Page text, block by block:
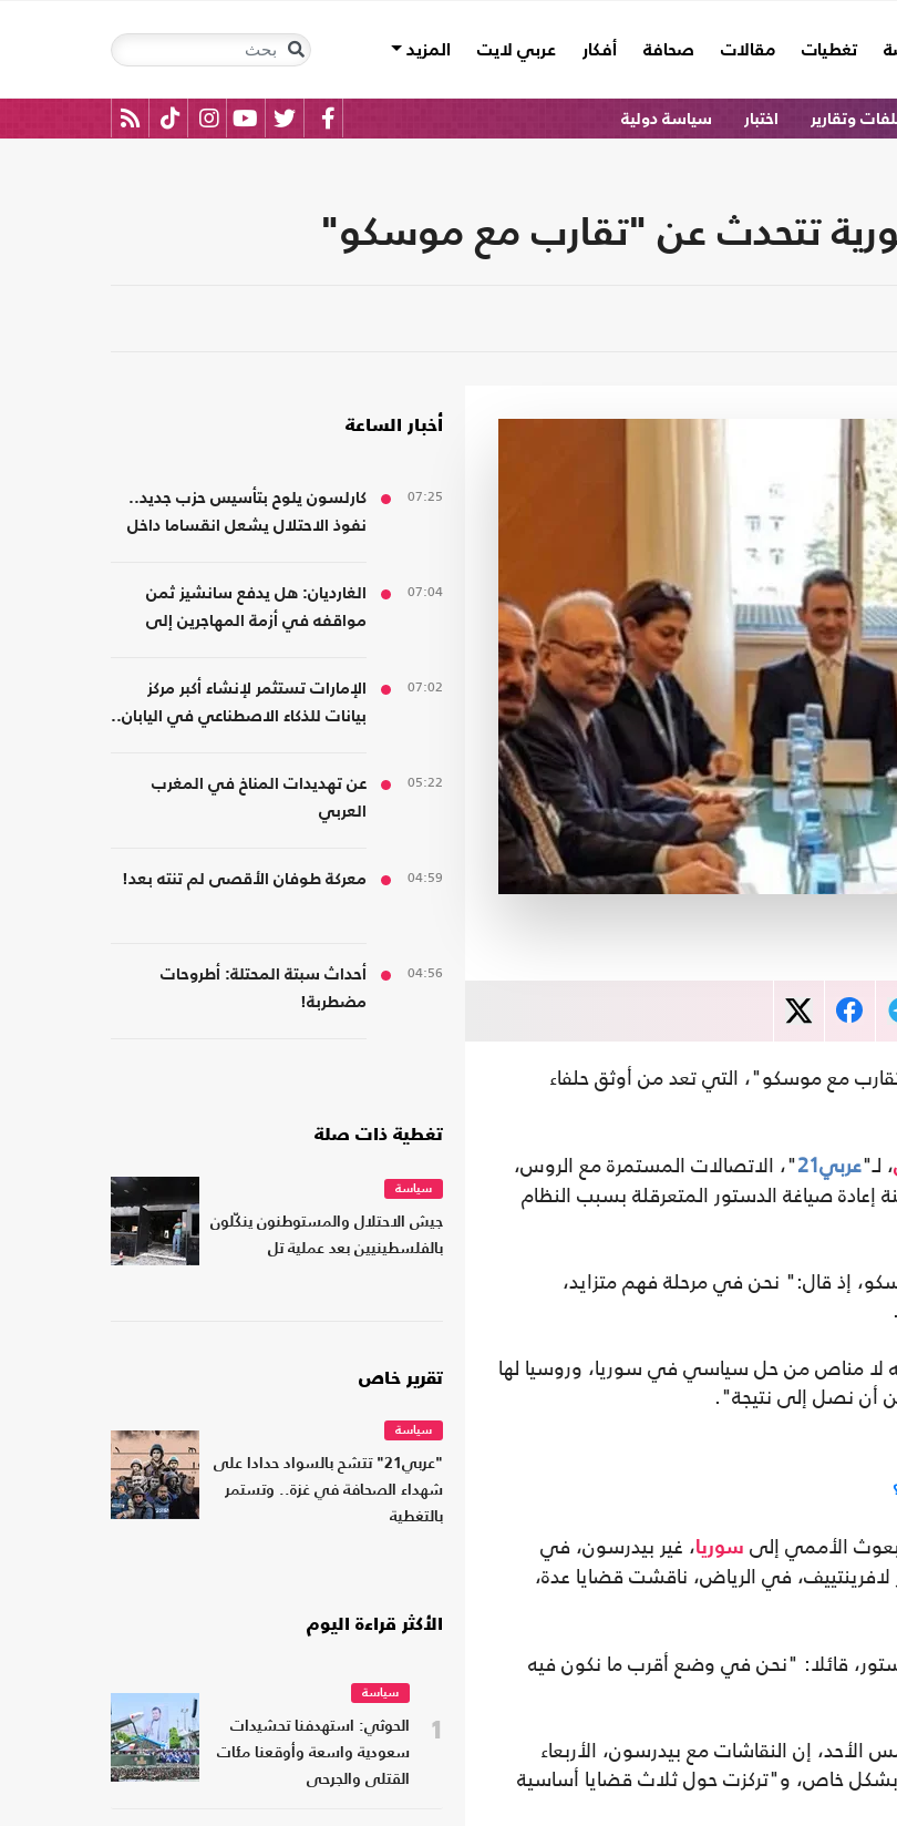
تغطيات مقالات صحافة أفكار عربي لايت المزيد
وتقارير اختبار سياسة دولية
تتحدث عن "تقارب مع موسكو"
مع موسكو"، التي تعد من أوثق حلفاء
، لـ"عربي21
"، الاتصالات المستمرة مع الروس،
صياغة الدستور المتعرقلة بسبب النظام
إذ قال:" نحن في مرحلة فهم متزايد،
لا مناص من حل سياسي في سوريا، وروسيا لها
أن نصل إلى نتيجة".
الأممي إلى سوريا، غير بيدرسون، في
في الرياض، ناقشت قضايا عدة،
قائلا: "نحن في وضع أقرب ما نكون فيه
إن النقاشات مع بيدرسون، الأربعاء
خاص، و"تركزت حول ثلاث قضايا أساسية
أخبار الساعة
07:25
كارلسون يلوح بتأسيس حزب جديد..
نفوذ الاحتلال يشعل انقساما داخل
07:04
الغارديان: هل يدفع سانشيز ثمن
مواقفه في أزمة المهاجرين إلى
07:02
الإمارات تستثمر لإنشاء أكبر مركز
بيانات للذكاء الاصطناعي في اليابان..
05:22
عن تهديدات المناخ في المغرب
العربي
04:59 معركة طوفان الأقصى لم تنته بعد!
04:56
أحداث سبتة المحتلة: أطروحات
مضطربة!
تغطية ذات صلة
سياسة
جيش الاحتلال والمستوطنون ينكّلون
بالفلسطينيين بعد عملية تل
تقرير خاص
سياسة
"عربي21" تتشح بالسواد حدادا على
شهداء الصحافة في غزة.. وتستمر
بالتغطية
الأكثر قراءة اليوم
1
سياسة
الحوثي: استهدفنا تحشيدات
سعودية واسعة وأوقعنا مئات
القتلى والجرحى